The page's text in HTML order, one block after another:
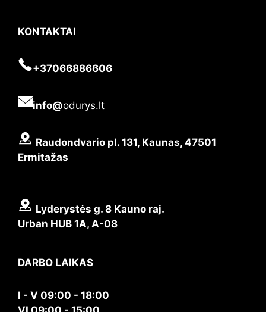
KONTAKTAI
+37066886606
info@odurys.lt
Raudondvario pl. 131, Kaunas, 47501
Ermitažas
Lyderystės g. 8 Kauno raj.
Urban HUB 1A, A-08
DARBO LAIKAS
I - V 09:00 - 18:00